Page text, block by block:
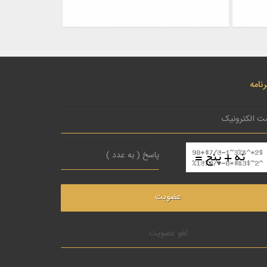
لغو عضویت